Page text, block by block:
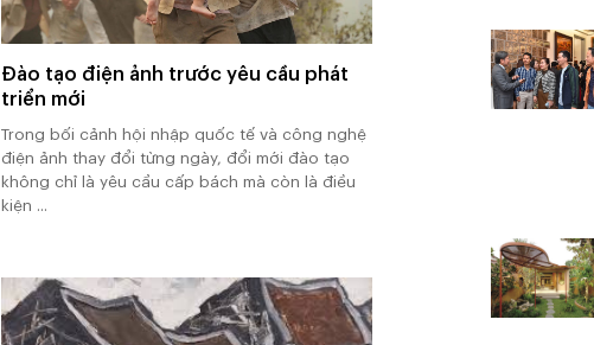
Đào tạo điện ảnh trước yêu cầu phát
triển mới
Trong bối cảnh hội nhập quốc tế và công nghệ
điện ảnh thay đổi từng ngày, đổi mới đào tạo
không chỉ là yêu cầu cấp bách mà còn là điều
kiện ...